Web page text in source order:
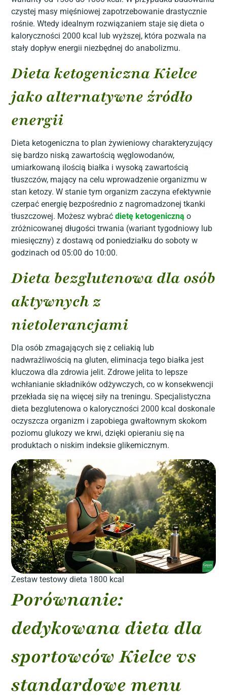
czystej masy mięśniowej zapotrzebowanie drastycznie
rośnie. Wtedy idealnym rozwiązaniem staje się dieta o
kaloryczności 2000 kcal lub wyższej, która pozwala na
stały dopływ energii niezbędnej do anabolizmu.
Dieta ketogeniczna Kielce
jako alternatywne źródło
energii
Dieta ketogeniczna to plan żywieniowy charakteryzujący
się bardzo niską zawartością węglowodanów,
umiarkowaną ilością białka i wysoką zawartością
tłuszczów, mający na celu wprowadzenie organizmu w
stan ketozy. W stanie tym organizm zaczyna efektywnie
czerpać energię bezpośrednio z nagromadzonej tkanki
tłuszczowej. Możesz wybraćdietę ketogeniczną o
zróżnicowanej długości trwania (wariant tygodniowy lub
miesięczny) z dostawą od poniedziałku do soboty w
godzinach od 05:00 do 10:00.
Dieta bezglutenowa dla osób
aktywnych z
nietolerancjami
Dla osób zmagających się z celiakią lub
nadwrażliwością na gluten, eliminacja tego białka jest
kluczowa dla zdrowia jelit. Zdrowe jelita to lepsze
wchłanianie składników odżywczych, co w konsekwencji
przekłada się na więcej siły na treningu. Specjalistyczna
dieta bezglutenowa o kaloryczności 2000 kcal doskonale
oczyszcza organizm i zapobiega gwałtownym skokom
poziomu glukozy we krwi, dzięki opieraniu się na
produktach o niskim indeksie glikemicznym.
Zestaw testowy dieta 1800 kcal
Porównanie:
dedykowana dieta dla
sportowców Kielce vs
standardowe menu